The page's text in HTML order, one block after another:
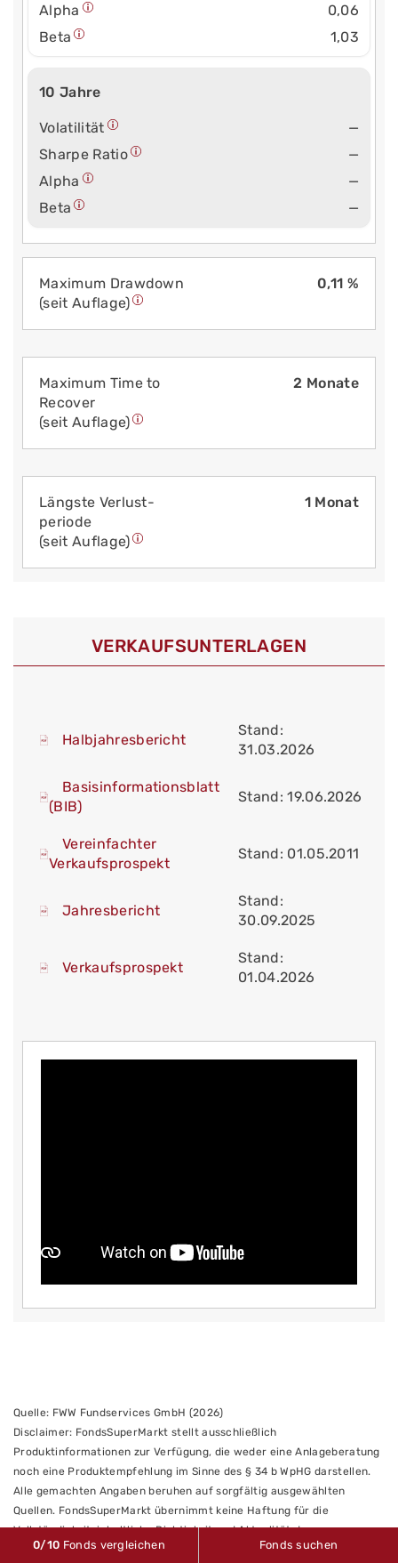
Alpha
0,06
Beta
1,03
10 Jahre
Volatilität
—
Sharpe Ratio
—
Alpha
—
Beta
—
Maximum Drawdown
(seit Auflage)
0,11 %
Maximum Time to
Recover
(seit Auflage)
2 Monate
Längste Verlust­
periode
(seit Auflage)
1 Monat
VERKAUFS­UNTERLAGEN
Halbjahresbericht
Stand:
31.03.2026
Basisinformationsblatt
(BIB)
Stand: 19.06.2026
Vereinfachter
Verkaufsprospekt
Stand: 01.05.2011
Jahresbericht
Stand:
30.09.2025
Verkaufsprospekt
Stand:
01.04.2026
0/10 Fonds vergleichen Fonds suchen
Quelle: FWW Fundservices GmbH (2026)
Disclaimer: FondsSuperMarkt stellt ausschließlich
Produktinformationen zur Verfügung, die weder eine Anlageberatung
noch eine Produktempfehlung im Sinne des § 34 b WpHG darstellen.
Alle gemachten Angaben beruhen auf sorgfältig ausgewählten
Quellen. FondsSuperMarkt übernimmt keine Haftung für die
Vollständigkeit, inhaltliche Richtigkeit und Aktualität der
Informationen.www.fww.de/disclaimer